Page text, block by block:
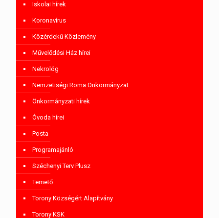
Iskolai hírek
Koronavírus
Közérdekű Közlemény
Művelődési Ház hírei
Nekrológ
Nemzetiségi Roma Önkormányzat
Önkormányzati hírek
Óvoda hírei
Posta
Programajánló
Széchenyi Terv Plusz
Temető
Torony Községért Alapítvány
Torony KSK